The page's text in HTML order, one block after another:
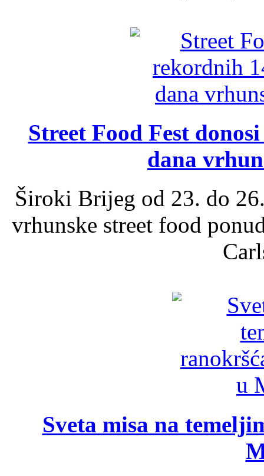
Street Food Fest
dana
Široki Brijeg od 23. do
vrhunske street food
Sveta misa na